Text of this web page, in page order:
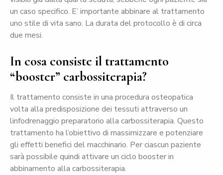
un caso specifico. E’ importante abbinare al trattamento
uno stile di vita sano. La durata del protocollo è di circa
due mesi.
In cosa consiste il trattamento
“booster” carbossiterapia?
Il trattamento consiste in una procedura osteopatica
volta alla predisposizione dei tessuti attraverso un
linfodrenaggio preparatorio alla carbossiterapia. Questo
trattamento ha l’obiettivo di massimizzare e potenziare
gli effetti benefici del macchinario. Per ciascun paziente
sarà possibile quindi attivare un ciclo booster in
abbinamento alla carbossiterapia.